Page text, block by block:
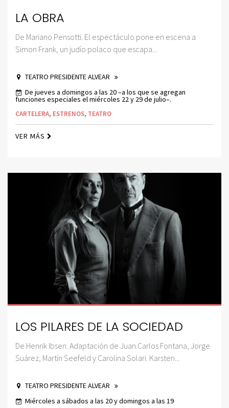
LA OBRA
De Mariano Pensotti. El espectáculo pone en escena a
Simon Frank, un judío polaco que escapa...
TEATRO PRESIDENTE ALVEAR
De jueves a domingos a las 20 –a los que se agregan
funciones especiales el miércoles 22 y 29 de julio–.
CARTELERA, ESTRENOS, TEATRO
VER MÁS
LOS PILARES DE LA SOCIEDAD
De Henrik Ibsen. Adaptación de Juan Carlos Fontana, Jorge
Suárez, Martín Seefeld y Carolina Solari. Karsten...
TEATRO PRESIDENTE ALVEAR
Miércoles a sábados a las 20 y domingos a las 19